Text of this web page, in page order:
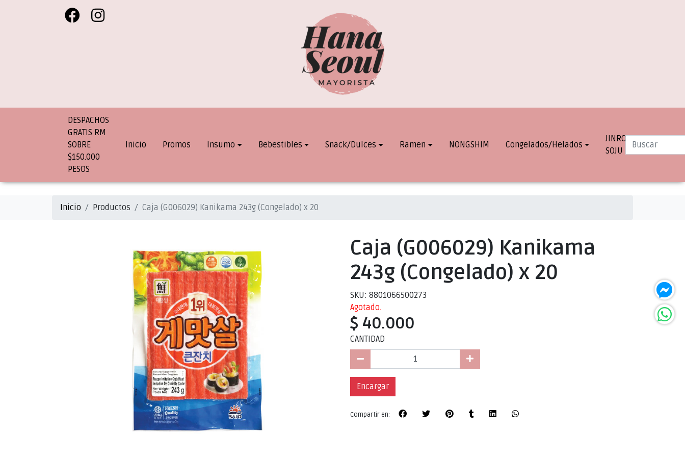
DESPACHOS
GRATIS RM
SOBRE
$150.000
PESOS
Inicio Promos Insumo Bebestibles Snack/Dulces Ramen NONGSHIM Congelados/Helados
JINRO
SOJU
INFO.
Inicio Productos Caja (G006029) Kanikama 243g (Congelado) x 20
Caja (G006029) Kanikama
243g (Congelado) x 20
SKU: 8801066500273
Agotado.
$ 40.000
CANTIDAD
Encargar
Compartir en: